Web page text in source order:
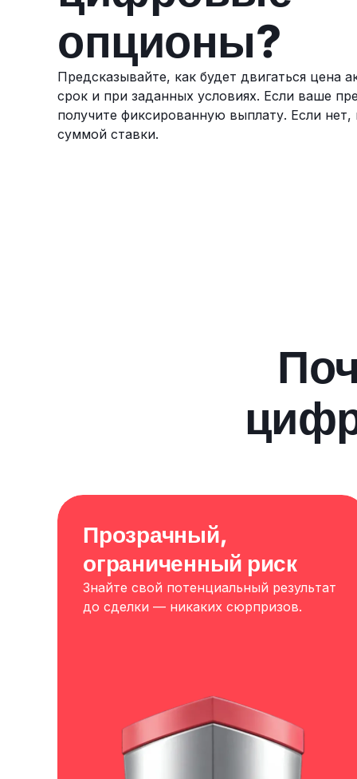
опционы?
Предсказывайте, как будет двигаться цена
срок и при заданных условиях. Если ваше
получите фиксированную выплату. Если
суммой ставки.
Прозрачный,
ограниченный риск
Знайте свой потенциальный результат
до сделки — никаких сюрпризов.